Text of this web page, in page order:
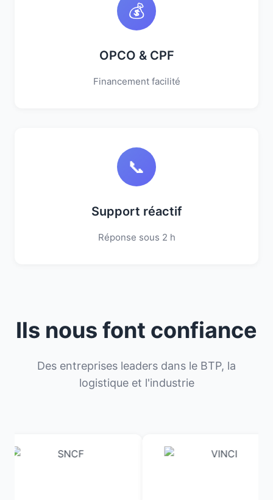
💰
OPCO & CPF
Financement facilité
📞
Support réactif
Réponse sous 2 h
Ils nous font confiance
Des entreprises leaders dans le BTP, la
logistique et l'industrie